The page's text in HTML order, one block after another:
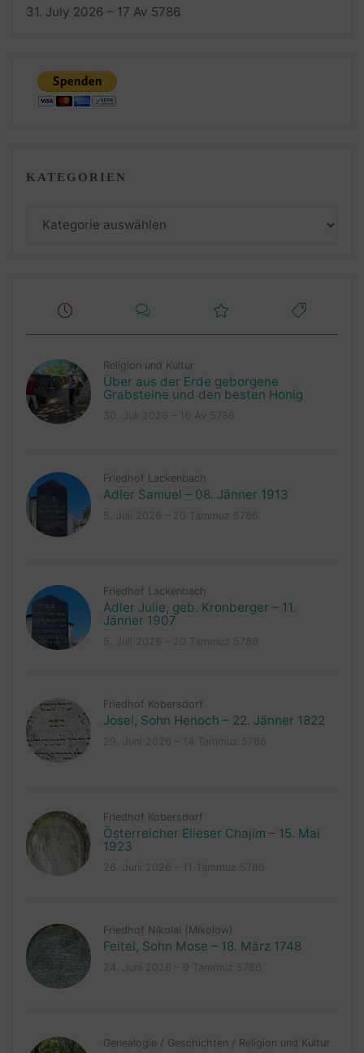
31. July 2026 – 17 Av 5786
KATEGORIEN
Kategorien
Religion und Kultur
Über aus der Erde geborgene
Grabsteine und den besten Honig
Friedhof Lackenbach
Adler Samuel – 08. Jänner 1913
Friedhof Lackenbach
Adler Julie, geb. Kronberger – 11.
Jänner 1907
Friedhof Kobersdorf
Josel, Sohn Henoch – 22. Jänner 1822
Friedhof Kobersdorf
Österreicher Elieser Chajim – 15. Mai
1923
Friedhof Nikolai (Mikolow)
Feitel, Sohn Mose – 18. März 1748
Genealogie / Geschichten / Religion und Kultur